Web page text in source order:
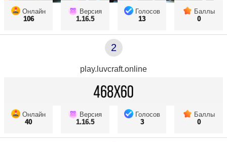
Онлайн
106
Версия
1.16.5
Голосов
13
Баллы
0
2
play.luvcraft.online
Онлайн
40
Версия
1.16.5
Голосов
3
Баллы
0